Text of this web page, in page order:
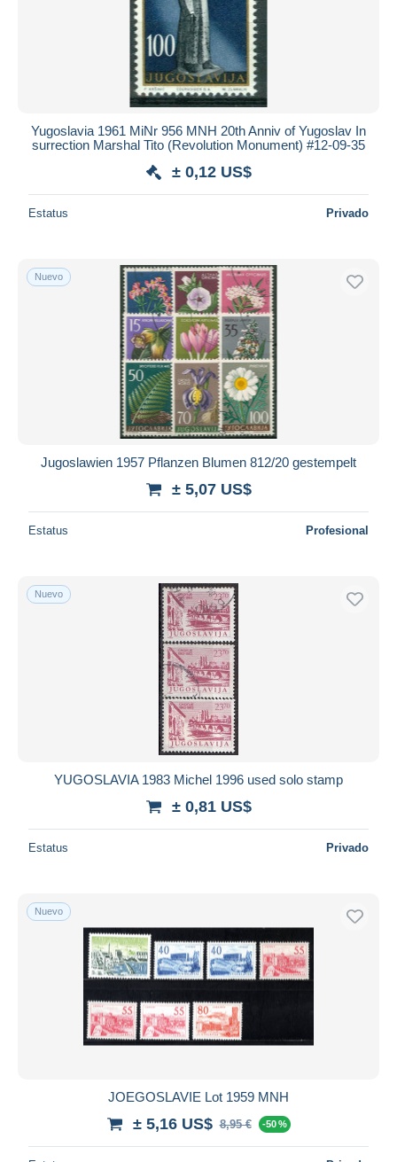
Yugoslavia 1961 MiNr 956 MNH 20th Anniv of Yugoslav In
surrection Marshal Tito (Revolution Monument) #12-09-35
± 0,12 US$
Estatus Privado
Nuevo
Jugoslawien 1957 Pflanzen Blumen 812/20 gestempelt
± 5,07 US$
Estatus Profesional
Nuevo
YUGOSLAVIA 1983 Michel 1996 used solo stamp
± 0,81 US$
Estatus Privado
Nuevo
JOEGOSLAVIE Lot 1959 MNH
± 5,16 US$ 8,95 € -50 %